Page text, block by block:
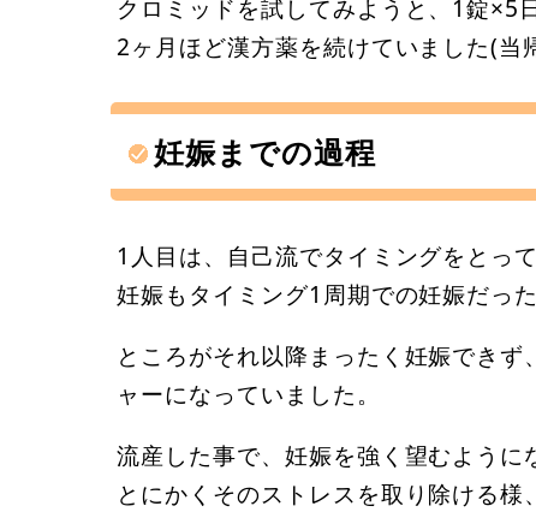
クロミッドを試してみようと、1錠×5
2ヶ月ほど漢方薬を続けていました(当
妊娠までの過程
1人目は、自己流でタイミングをとっ
妊娠もタイミング1周期での妊娠だっ
ところがそれ以降まったく妊娠でき
ャーになっていました。
流産した事で、妊娠を強く望むように
とにかくそのストレスを取り除ける様